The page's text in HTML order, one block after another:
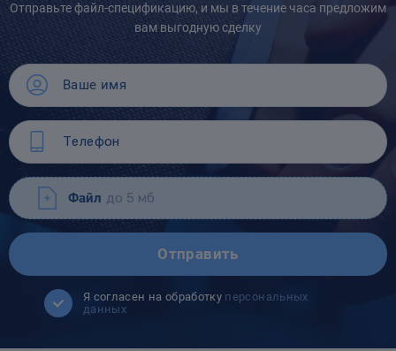
Отправьте файл-спецификацию, и мы в течение часа предложим
вам выгодную сделку
Файл до 5 мб
Отправить
Я согласен на обработку персональных
данных